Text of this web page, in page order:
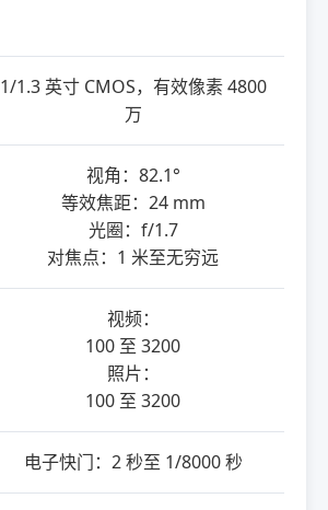
1/1.3 英寸 CMOS，有效像素 4800
万
视角：82.1°
等效焦距：24 mm
光圈：f/1.7
对焦点：1 米至无穷远
视频：
100 至 3200
照片：
100 至 3200
电子快门：2 秒至 1/8000 秒